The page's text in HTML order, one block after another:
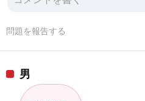
問題を報告する
男